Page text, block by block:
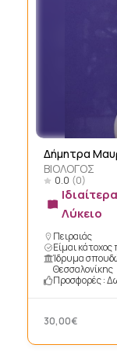
Δήμητρα
ΒΙΟΛΟΓΟΣ
0.0 (0)
Λύκειο
Πειραιάς
Είμαι
Ίδρυμα
Θεσσαλονίκης
Προσφορές :
30,00€